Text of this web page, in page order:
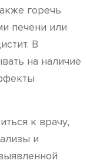
горечь
печени или
В
на наличие
к врачу,
и